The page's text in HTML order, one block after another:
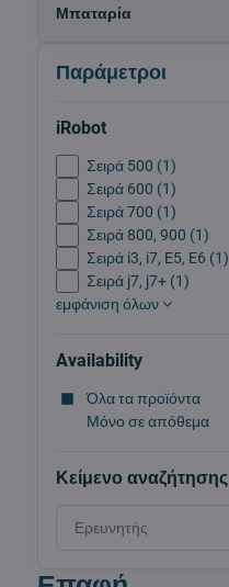
Παράμετροι
iRobot
Σειρά 500 (1)
Σειρά 600 (1)
Σειρά 700 (1)
Σειρά 800, 900 (1)
Σειρά i3, i7, E5, E6 (1)
Σειρά j7, j7+ (1)
εμφάνιση όλων
Availability
Όλα τα προϊόντα
Μόνο σε απόθεμα
Κείμενο αναζήτησης
filter
Μπαταρία